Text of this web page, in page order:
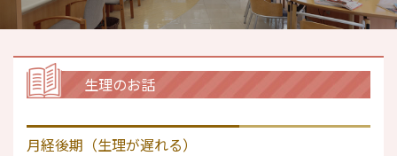
生理のお話
月経後期（生理が遅れる）